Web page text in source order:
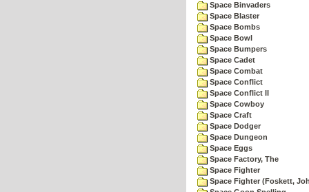
Space Binvaders
Space Blaster
Space Bombs
Space Bowl
Space Bumpers
Space Cadet
Space Combat
Space Conflict
Space Conflict II
Space Cowboy
Space Craft
Space Dodger
Space Dungeon
Space Eggs
Space Factory, The
Space Fighter
Space Fighter (Foskett,